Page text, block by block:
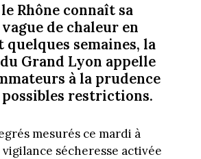
Rhône connaît sa
de chaleur en
quelques semaines, la
Grand Lyon appelle
à la prudence
possibles restrictions.
mesurés ce mardi à
sécheresse activée